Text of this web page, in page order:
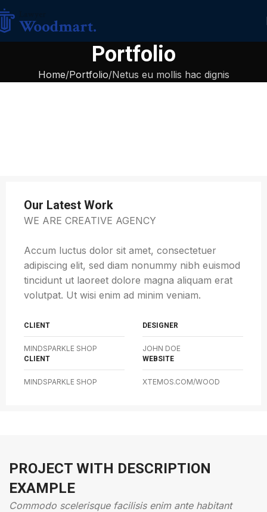
Portfolio
Home Portfolio Netus eu mollis hac dignis
Our Latest Work
WE ARE CREATIVE AGENCY
Accum luctus dolor sit amet, consectetuer
adipiscing elit, sed diam nonummy nibh euismod
tincidunt ut laoreet dolore magna aliquam erat
volutpat. Ut wisi enim ad minim veniam.
CLIENT
MINDSPARKLE SHOP
DESIGNER
JOHN DOE
CLIENT
MINDSPARKLE SHOP
WEBSITE
XTEMOS.COM/WOOD
PROJECT WITH DESCRIPTION
EXAMPLE
Commodo scelerisque facilisis enim ante habitant